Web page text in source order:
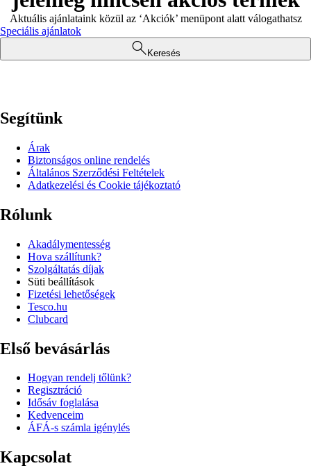
Aktuális ajánlataink közül az ‘Akciók’ menüpont alatt válogathatsz
Speciális ajánlatok
Keresés
Segítünk
Árak
Biztonságos online rendelés
Általános Szerződési Feltételek
Adatkezelési és Cookie tájékoztató
Rólunk
Akadálymentesség
Hova szállítunk?
Szolgáltatás díjak
Süti beállítások
Fizetési lehetőségek
Tesco.hu
Clubcard
Első bevásárlás
Hogyan rendelj tőlünk?
Regisztráció
Idősáv foglalása
Kedvenceim
ÁFÁ-s számla igénylés
Kapcsolat